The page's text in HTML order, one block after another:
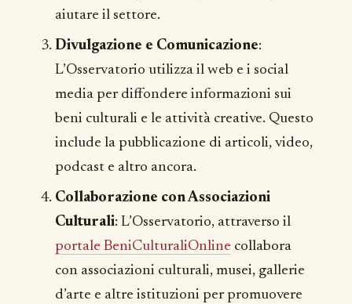
aiutare il settore.
Divulgazione e Comunicazione:
L’Osservatorio utilizza il web e i social
media per diffondere informazioni sui
beni culturali e le attività creative. Questo
include la pubblicazione di articoli, video,
podcast e altro ancora.
Collaborazione con Associazioni
Culturali: L’Osservatorio, attraverso il
portale BeniCulturaliOnline collabora
con associazioni culturali, musei, gallerie
d’arte e altre istituzioni per promuovere